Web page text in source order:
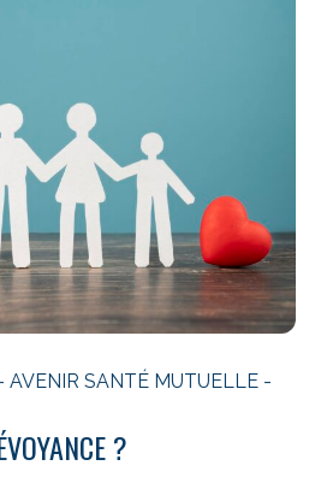
SANTÉ MUTUELLE -
?